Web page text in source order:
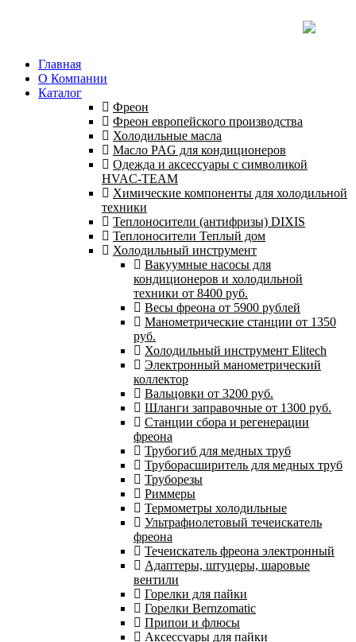
Главная
О Компании
Каталог
Фреон
Фреон европейского производства
Холодильные масла
Масло PAG для кондиционеров
Одежда и аксессуары с символикой
HVAC-TEAM
Химические компоненты для холодильной
техники
Теплоносители (антифризы) DIXIS
Теплоносители Теплый дом
Холодильный инструмент
Вакуумные насосы для
кондиционеров и холодильной
техники от 8400 руб.
Весы фреона от 5900 рублей
Манометрические станции от 1350
руб.
Холодильный инструмент Elitech
Электронный манометрический
коллектор
Вальцовки от 3200 руб.
Шланги заправочные от 1300 руб.
Станции сбора и регенерации
фреона
Трубогиб для медных труб
Труборасширитель для медных труб
Труборезы
Риммеры
Термометры холодильные
Ультрафиолетовый течеискатель
фреона
Течеискатель фреона электронный
Адаптеры, штуцеры, шаровые
вентили
Горелки для пайки
Горелки Bernzomatic
Припои и флюсы
Аксессуары для пайки